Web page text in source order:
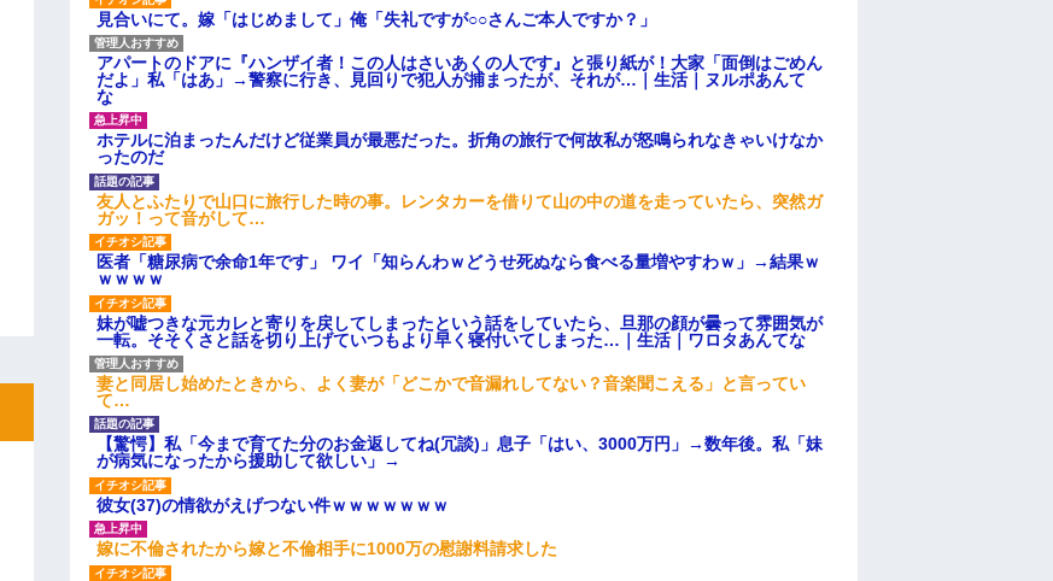
見合いにて。嫁「はじめまして」俺「失礼ですが○○さんご本人ですか？」
アパートのドアに『ハンザイ者！この人はさいあくの人です』と張り紙が！大家「面倒はごめん
だよ」私「はあ」→警察に行き、見回りで犯人が捕まったが、それが…｜生活｜ヌルポあんて
な
ホテルに泊まったんだけど従業員が最悪だった。折角の旅行で何故私が怒鳴られなきゃいけなか
ったのだ
友人とふたりで山口に旅行した時の事。レンタカーを借りて山の中の道を走っていたら、突然ガ
ガッ！って音がして…
医者「糖尿病で余命1年です」 ワイ「知らんわｗどうせ死ぬなら食べる量増やすわｗ」→結果ｗ
ｗｗｗｗ
妹が嘘つきな元カレと寄りを戻してしまったという話をしていたら、旦那の顔が曇って雰囲気が
一転。そそくさと話を切り上げていつもより早く寝付いてしまった…｜生活｜ワロタあんてな
妻と同居し始めたときから、よく妻が「どこかで音漏れしてない？音楽聞こえる」と言ってい
て…
【驚愕】私「今まで育てた分のお金返してね(冗談)」息子「はい、3000万円」→数年後。私「妹
が病気になったから援助して欲しい」→
彼女(37)の情欲がえげつない件ｗｗｗｗｗｗｗ
嫁に不倫されたから嫁と不倫相手に1000万の慰謝料請求した